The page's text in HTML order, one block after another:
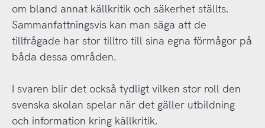
om bland annat källkritik och säkerhet ställts.
Sammanfattningsvis kan man säga att de
tillfrågade har stor tilltro till sina egna förmågor på
båda dessa områden.
I svaren blir det också tydligt vilken stor roll den
svenska skolan spelar när det gäller utbildning
och information kring källkritik.